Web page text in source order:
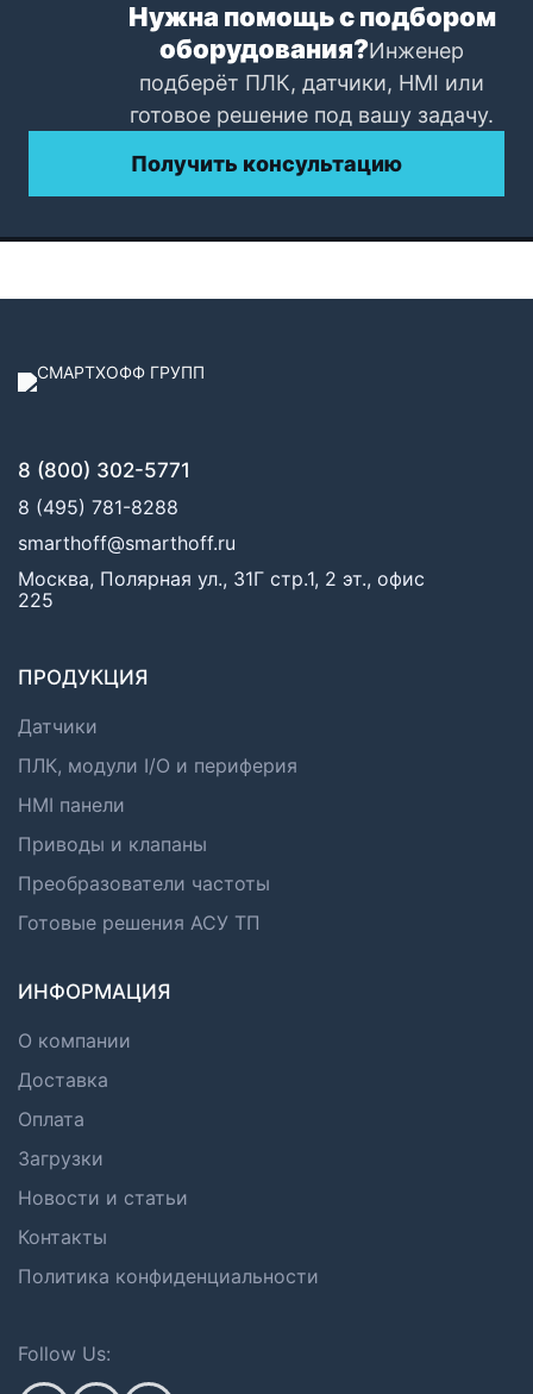
Нужна помощь с подбором
оборудования?Инженер
подберёт ПЛК, датчики, HMI или
готовое решение под вашу задачу.
Получить консультацию
8 (800) 302-5771
8 (495) 781-8288
smarthoff@smarthoff.ru
Москва, Полярная ул., 31Г стр.1, 2 эт., офис
225
ПРОДУКЦИЯ
Датчики
ПЛК, модули I/O и периферия
HMI панели
Приводы и клапаны
Преобразователи частоты
Готовые решения АСУ ТП
ИНФОРМАЦИЯ
О компании
Доставка
Оплата
Загрузки
Новости и статьи
Контакты
Политика конфиденциальности
Follow Us: